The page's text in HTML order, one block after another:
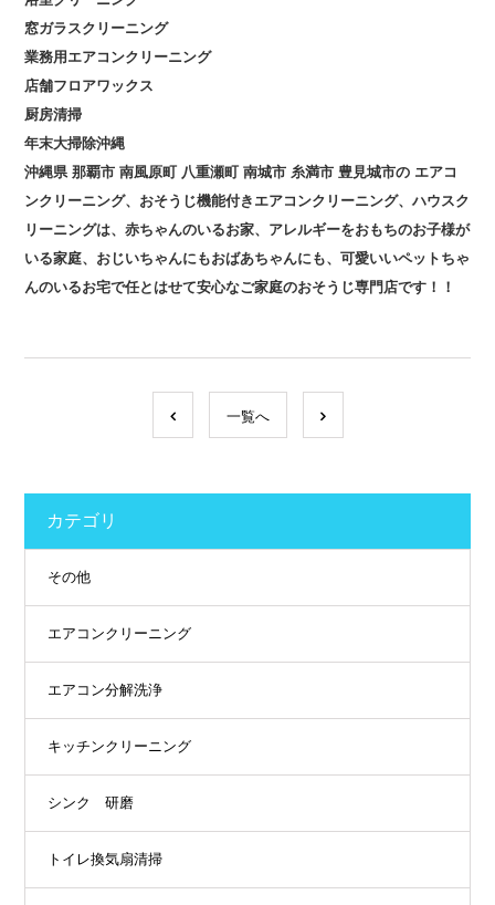
窓ガラスクリーニング
業務用エアコンクリーニング
店舗フロアワックス
厨房清掃
年末大掃除沖縄
沖縄県 那覇市 南風原町 八重瀬町 南城市 糸満市 豊見城市の エアコ
ンクリーニング、おそうじ機能付きエアコンクリーニング、ハウスク
リーニングは、赤ちゃんのいるお家、アレルギーをおもちのお子様が
いる家庭、おじいちゃんにもおばあちゃんにも、可愛いいペットちゃ
んのいるお宅で任とはせて安心なご家庭のおそうじ専門店です！！
一覧へ
カテゴリ
その他
エアコンクリーニング
エアコン分解洗浄
キッチンクリーニング
シンク 研磨
トイレ換気扇清掃